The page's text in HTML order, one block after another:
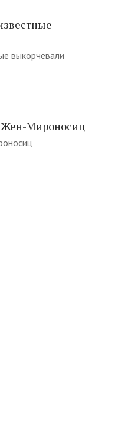
выкорчевали
Жен-Мироносиц